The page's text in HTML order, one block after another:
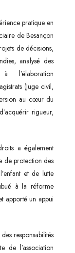
pratique en
de Besançon
de décisions,
analysé des
l’élaboration
(Juge civil,
au cœur du
rigueur,
a également
de protection des
et de lutte
à la réforme
apporté un appui
responsabilités
de l’association